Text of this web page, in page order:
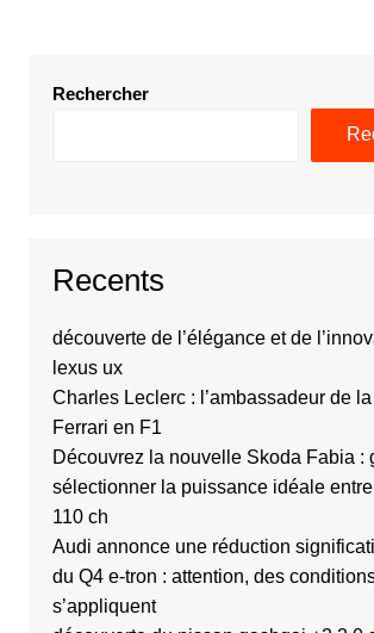
Rechercher
Recents
découverte de l’élégance et de
lexus ux
Charles Leclerc : l’ambassadeur de
Ferrari en F1
Découvrez la nouvelle Skoda Fabia :
sélectionner la puissance idéale
110 ch
Audi annonce une réduction
du Q4 e-tron : attention, des
s’appliquent